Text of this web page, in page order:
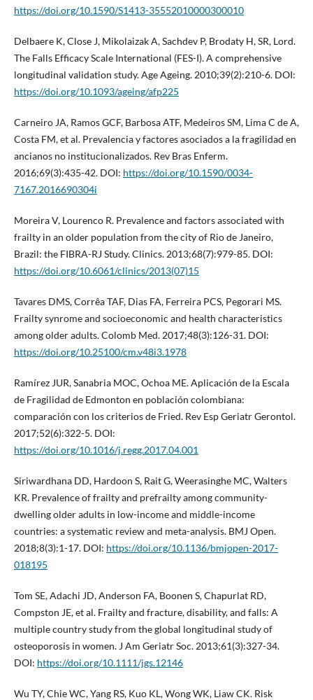
https://doi.org/10.1590/S1413-35552010000300010
Delbaere K, Close J, Mikolaizak A, Sachdev P, Brodaty H, SR, Lord.
The Falls Efficacy Scale International (FES-I). A comprehensive
longitudinal validation study. Age Ageing. 2010;39(2):210-6. DOI:
https://doi.org/10.1093/ageing/afp225
Carneiro JA, Ramos GCF, Barbosa ATF, Medeiros SM, Lima C de A,
Costa FM, et al. Prevalencia y factores asociados a la fragilidad en
ancianos no institucionalizados. Rev Bras Enferm.
2016;69(3):435-42. DOI: https://doi.org/10.1590/0034-
7167.2016690304i
Moreira V, Lourenco R. Prevalence and factors associated with
frailty in an older population from the city of Rio de Janeiro,
Brazil: the FIBRA-RJ Study. Clinics. 2013;68(7):979-85. DOI:
https://doi.org/10.6061/clinics/2013(07)15
Tavares DMS, Corrêa TAF, Dias FA, Ferreira PCS, Pegorari MS.
Frailty synrome and socioeconomic and health characteristics
among older adults. Colomb Med. 2017;48(3):126-31. DOI:
https://doi.org/10.25100/cm.v48i3.1978
Ramírez JUR, Sanabria MOC, Ochoa ME. Aplicación de la Escala
de Fragilidad de Edmonton en población colombiana:
comparación con los criterios de Fried. Rev Esp Geriatr Gerontol.
2017;52(6):322-5. DOI:
https://doi.org/10.1016/j.regg.2017.04.001
Siriwardhana DD, Hardoon S, Rait G, Weerasinghe MC, Walters
KR. Prevalence of frailty and prefrailty among community-
dwelling older adults in low-income and middle-income
countries: a systematic review and meta-analysis. BMJ Open.
2018;8(3):1-17. DOI: https://doi.org/10.1136/bmjopen-2017-
018195
Tom SE, Adachi JD, Anderson FA, Boonen S, Chapurlat RD,
Compston JE, et al. Frailty and fracture, disability, and falls: A
multiple country study from the global longitudinal study of
osteoporosis in women. J Am Geriatr Soc. 2013;61(3):327-34.
DOI: https://doi.org/10.1111/jgs.12146
Wu TY, Chie WC, Yang RS, Kuo KL, Wong WK, Liaw CK. Risk